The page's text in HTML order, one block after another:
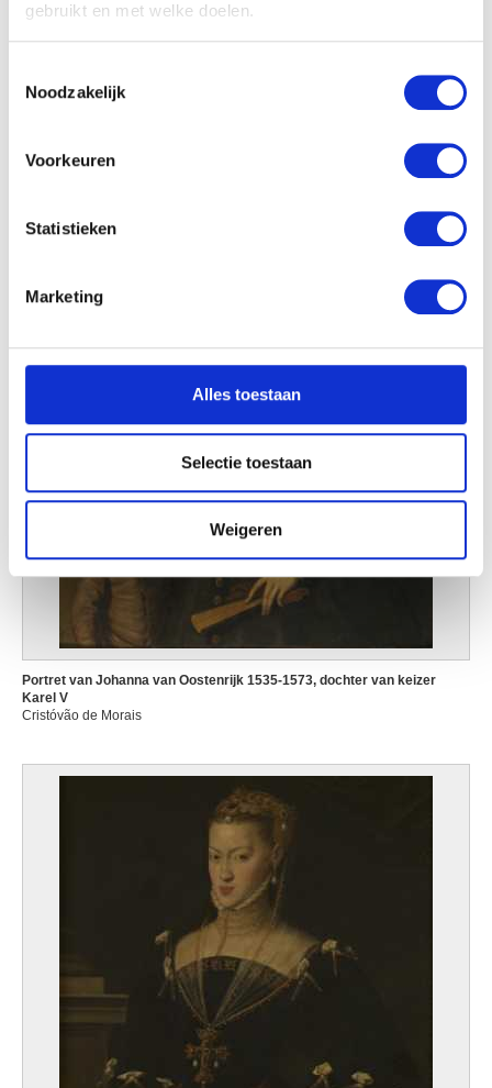
gebruikt en met welke doelen.
Informatie verzamelen over uw geografische
locatie, die tot een paar meter nauwkeurig kan zijn
scannen op specifieke eigenschappen (fingerprinting)
detailgedeeltein.
U kunt uw toestemming op elk moment wijzigen of
We gebruiken cookies om content en advertenties te
personaliseren, om functies voor social media te bieden
en om ons websiteverkeer te analyseren. Ook delen we
informatie over uw gebruik van onze site met onze
partners voor social media, adverteren en analyse. Deze
informatie die u aan ze heeft verstrekt of die ze hebben
verzameld op basis van uw gebruik van hun services.
Noodzakelijk
Voorkeuren
Statistieken
Marketing
Alles toestaan
Selectie toestaan
Weigeren
ALONSO SÁNCHEZ COELLO
Portret van Johanna van Oostenrijk 1535-1573, dochter van keizer
Karel V
Cristóvão de Morais